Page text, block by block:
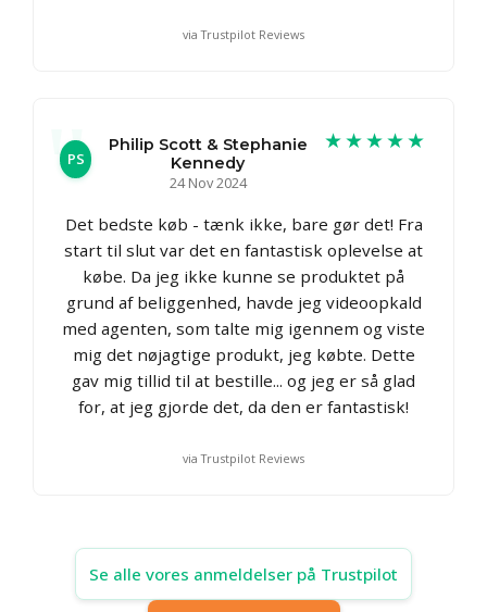
via Trustpilot Reviews
PS
Philip Scott & Stephanie
Kennedy
24 Nov 2024
★★★★★
Det bedste køb - tænk ikke, bare gør det! Fra
start til slut var det en fantastisk oplevelse at
købe. Da jeg ikke kunne se produktet på
grund af beliggenhed, havde jeg videoopkald
med agenten, som talte mig igennem og viste
mig det nøjagtige produkt, jeg købte. Dette
gav mig tillid til at bestille... og jeg er så glad
for, at jeg gjorde det, da den er fantastisk!
via Trustpilot Reviews
Se alle vores anmeldelser på Trustpilot